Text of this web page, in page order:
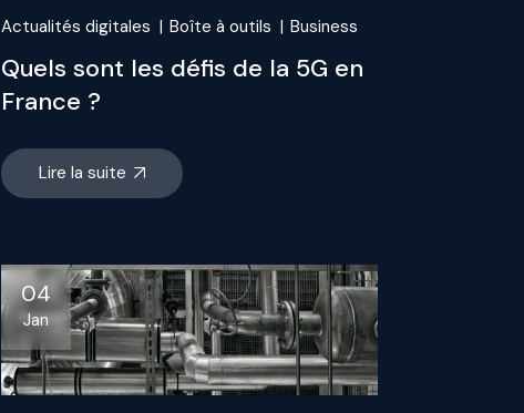
Actualités digitales Boîte à outils Business
Quels sont les défis de la 5G en
France ?
Lire la suite
04
Jan